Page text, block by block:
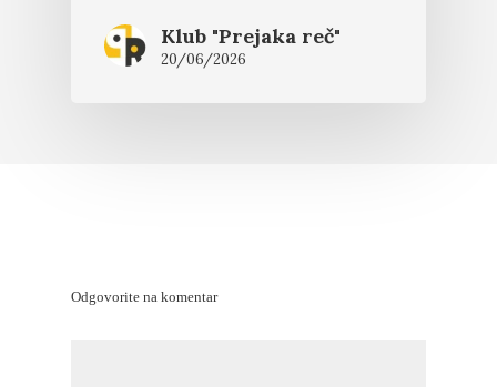
Klub "Prejaka reč"
20/06/2026
Odgovorite na komentar